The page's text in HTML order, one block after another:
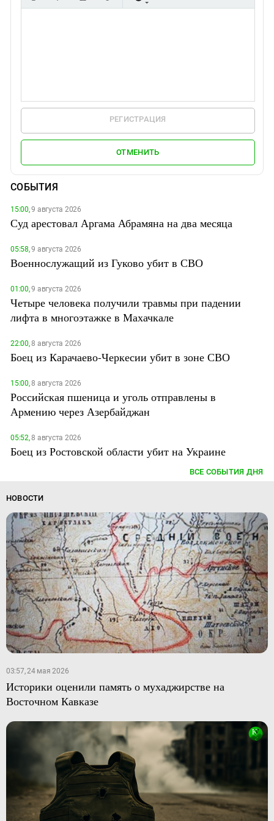
РЕГИСТРАЦИЯ
ОТМЕНИТЬ
СОБЫТИЯ
15:00,9 августа 2026
Суд арестовал Аргама Абрамяна на два месяца
05:58,9 августа 2026
Военнослужащий из Гуково убит в СВО
01:00,9 августа 2026
Четыре человека получили травмы при падении
лифта в многоэтажке в Махачкале
22:00,8 августа 2026
Боец из Карачаево-Черкесии убит в зоне СВО
15:00,8 августа 2026
Российская пшеница и уголь отправлены в
Армению через Азербайджан
05:52,8 августа 2026
Боец из Ростовской области убит на Украине
ВСЕ СОБЫТИЯ ДНЯ
НОВОСТИ
03:57, 24 мая 2026
Историки оценили память о мухаджирстве на
Восточном Кавказе